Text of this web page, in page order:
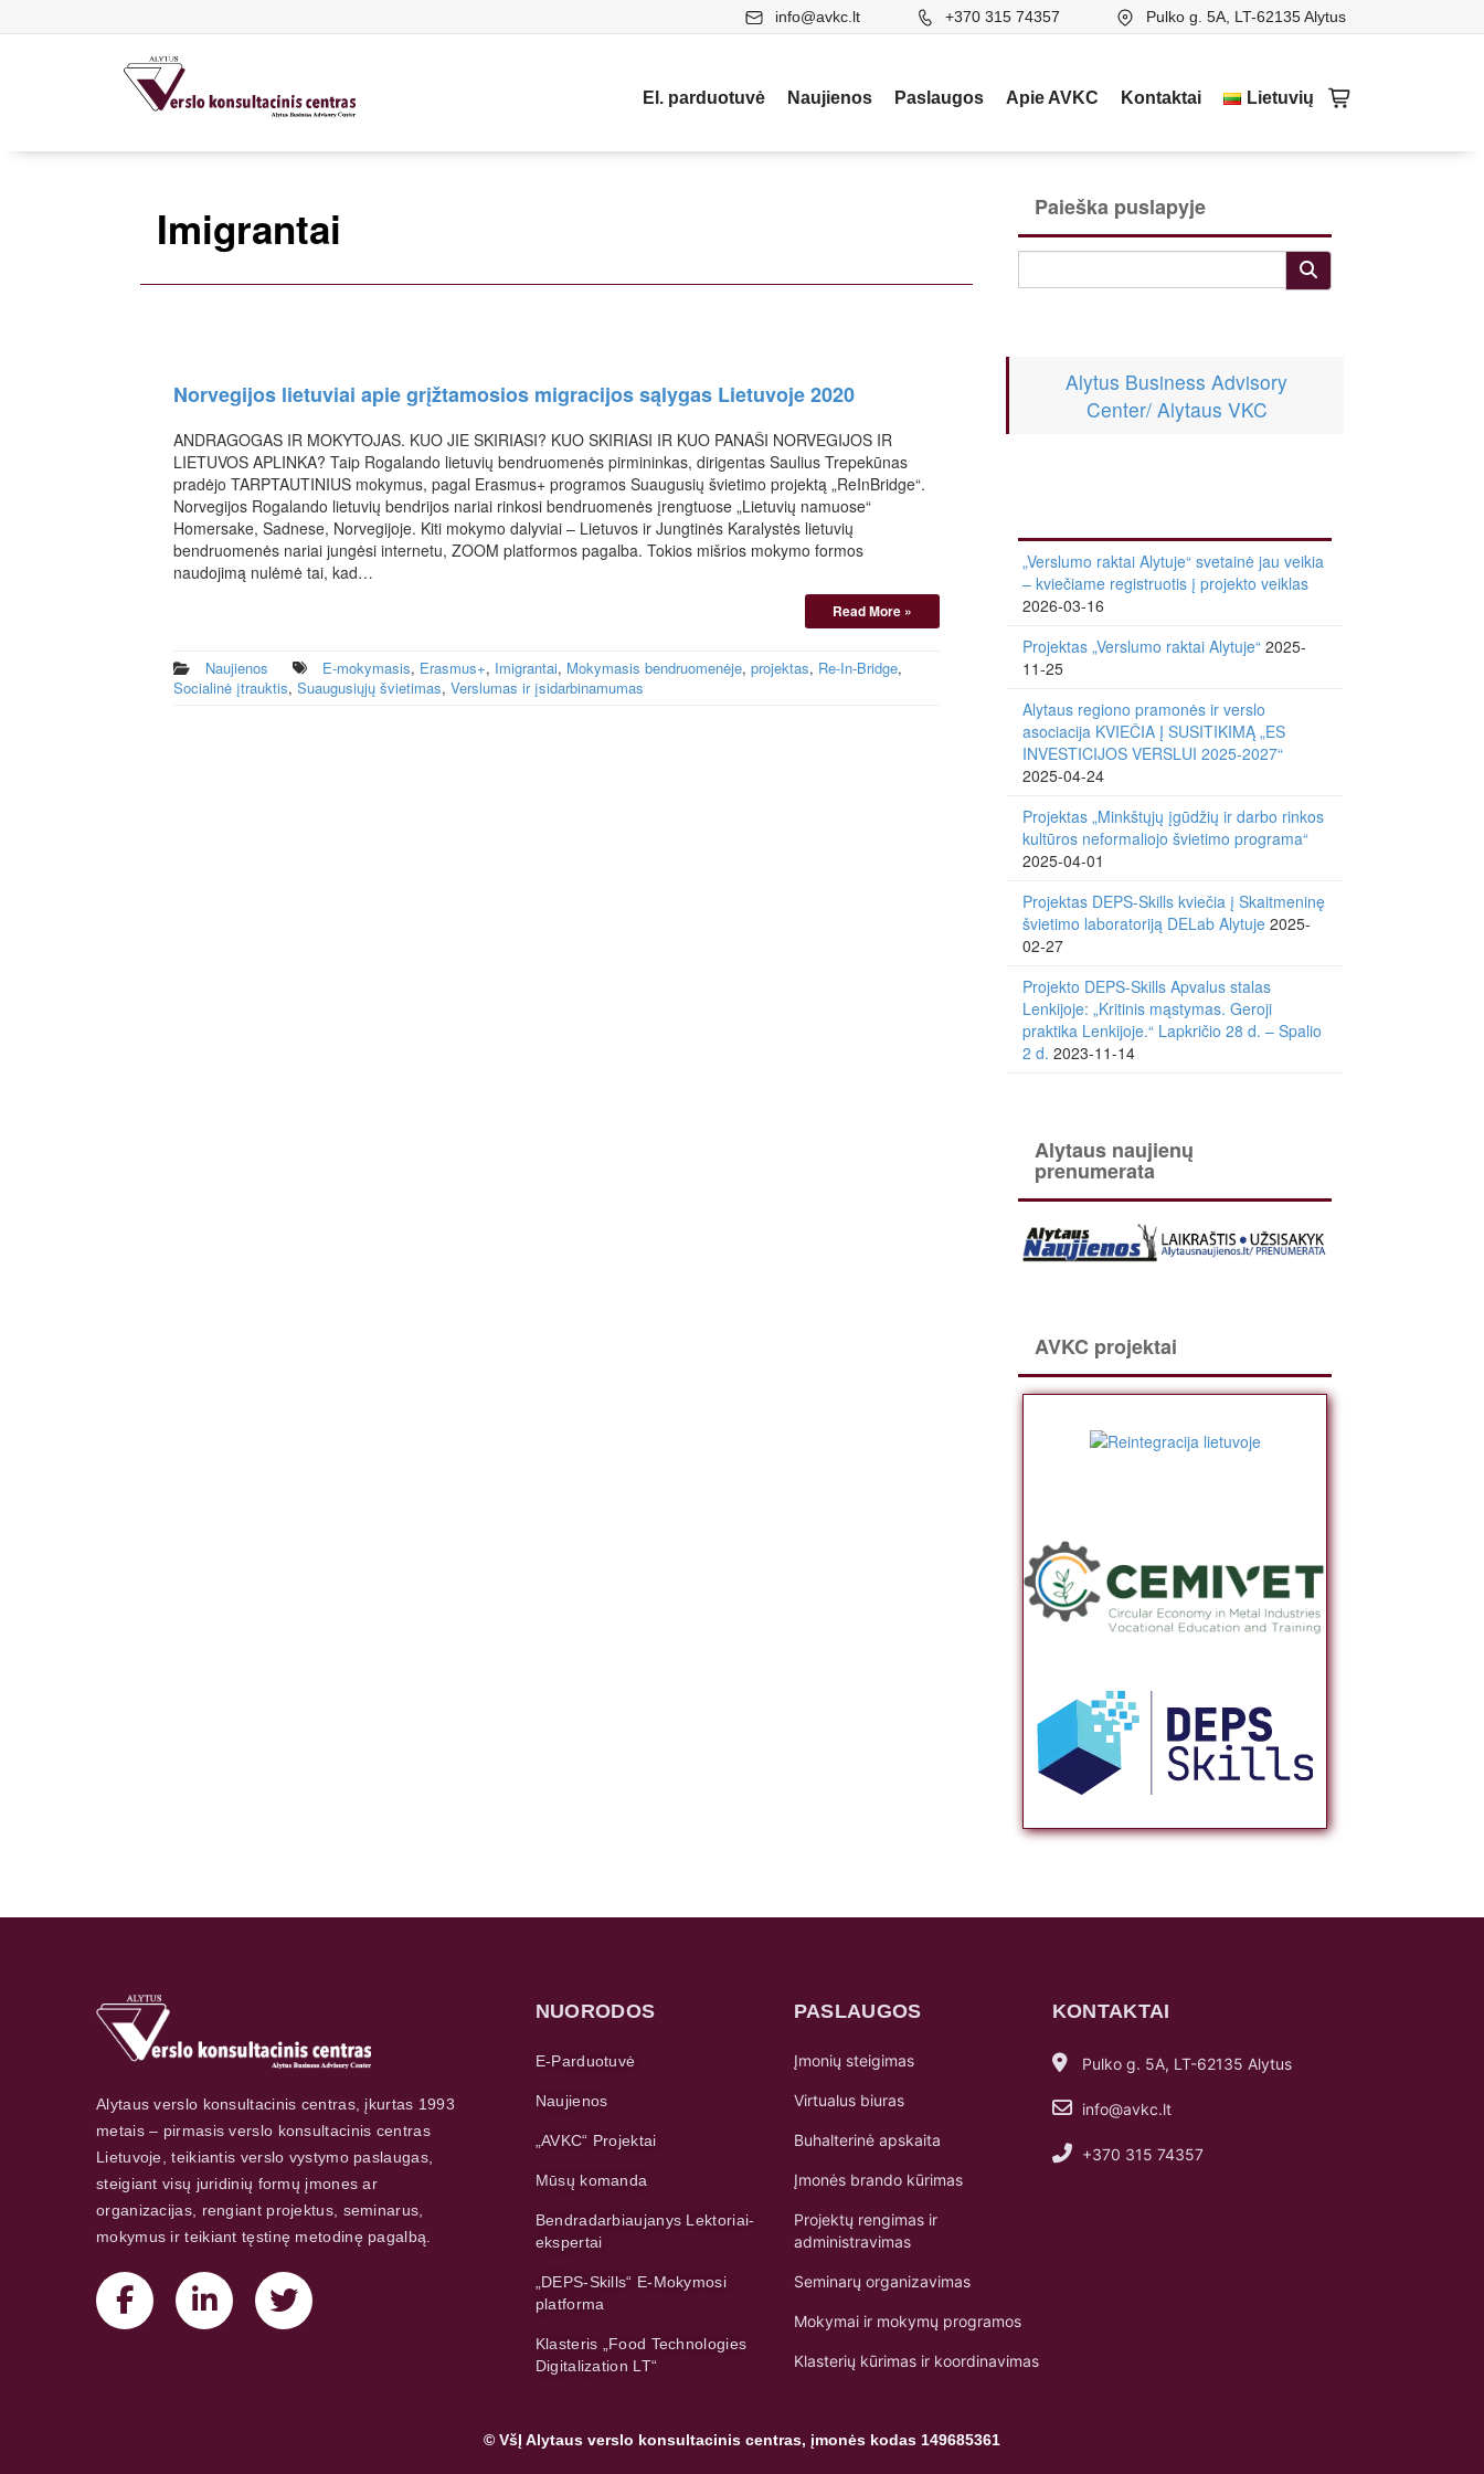
info@avkc.lt +370 315 74357 Pulko g. 5A, LT-62135 Alytus
El. parduotuvė Naujienos Paslaugos Apie AVKC Kontaktai Lietuvių
Imigrantai
Norvegijos lietuviai apie grįžtamosios migracijos sąlygas Lietuvoje 2020
ANDRAGOGAS IR MOKYTOJAS. KUO JIE SKIRIASI? KUO SKIRIASI IR KUO PANAŠI NORVEGIJOS IR
LIETUVOS APLINKA? Taip Rogalando lietuvių bendruomenės pirmininkas, dirigentas Saulius Trepekūnas
pradėjo TARPTAUTINIUS mokymus, pagal Erasmus+ programos Suaugusių švietimo projektą „ReInBridge“.
Norvegijos Rogalando lietuvių bendrijos nariai rinkosi bendruomenės įrengtuose „Lietuvių namuose“
Homersake, Sadnese, Norvegijoje. Kiti mokymo dalyviai – Lietuvos ir Jungtinės Karalystės lietuvių
bendruomenės nariai jungėsi internetu, ZOOM platformos pagalba. Tokios mišrios mokymo formos
naudojimą nulėmė tai, kad…
Read More »
Naujienos E-mokymasis, Erasmus+, Imigrantai, Mokymasis bendruomenėje, projektas, Re-In-Bridge,
Socialinė įtrauktis, Suaugusiųjų švietimas, Verslumas ir įsidarbinamumas
Paieška puslapyje
Alytus Business Advisory
Center/ Alytaus VKC
„Verslumo raktai Alytuje“ svetainė jau veikia
– kviečiame registruotis į projekto veiklas
2026-03-16
Projektas „Verslumo raktai Alytuje“ 2025-
11-25
Alytaus regiono pramonės ir verslo
asociacija KVIEČIA Į SUSITIKIMĄ „ES
INVESTICIJOS VERSLUI 2025-2027“
2025-04-24
Projektas „Minkštųjų įgūdžių ir darbo rinkos
kultūros neformaliojo švietimo programa“
2025-04-01
Projektas DEPS-Skills kviečia į Skaitmeninę
švietimo laboratoriją DELab Alytuje 2025-
02-27
Projekto DEPS-Skills Apvalus stalas
Lenkijoje: „Kritinis mąstymas. Geroji
praktika Lenkijoje.“ Lapkričio 28 d. – Spalio
2 d. 2023-11-14
Alytaus naujienų
prenumerata
AVKC projektai
Alytaus verslo konsultacinis centras, įkurtas 1993
metais – pirmasis verslo konsultacinis centras
Lietuvoje, teikiantis verslo vystymo paslaugas,
steigiant visų juridinių formų įmones ar
organizacijas, rengiant projektus, seminarus,
mokymus ir teikiant tęstinę metodinę pagalbą.
NUORODOS
E-Parduotuvė
Naujienos
„AVKC“ Projektai
Mūsų komanda
Bendradarbiaujanys Lektoriai-
ekspertai
„DEPS-Skills“ E-Mokymosi
platforma
Klasteris „Food Technologies
Digitalization LT“
PASLAUGOS
Įmonių steigimas
Virtualus biuras
Buhalterinė apskaita
Įmonės brando kūrimas
Projektų rengimas ir
administravimas
Seminarų organizavimas
Mokymai ir mokymų programos
Klasterių kūrimas ir koordinavimas
KONTAKTAI
Pulko g. 5A, LT-62135 Alytus
info@avkc.lt
+370 315 74357
© VšĮ Alytaus verslo konsultacinis centras, įmonės kodas 149685361